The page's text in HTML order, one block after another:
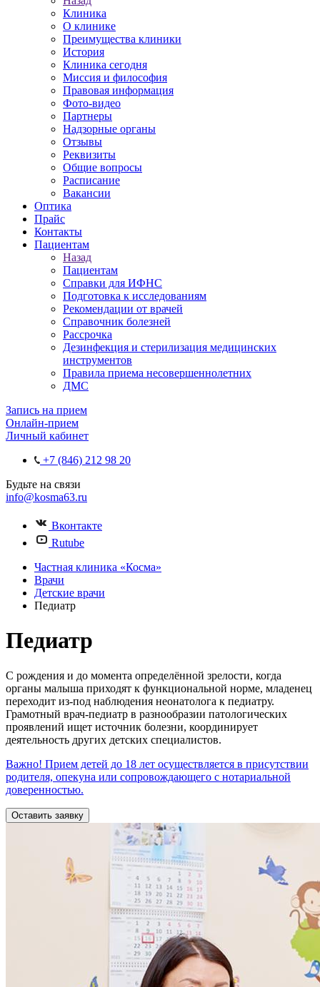
Клиника
О клинике
Преимущества клиники
История
Клиника сегодня
Миссия и философия
Правовая информация
Фото-видео
Партнеры
Надзорные органы
Отзывы
Реквизиты
Общие вопросы
Расписание
Вакансии
Оптика
Прайс
Контакты
Пациентам
Назад
Пациентам
Справки для ИФНС
Подготовка к исследованиям
Рекомендации от врачей
Справочник болезней
Рассрочка
Дезинфекция и стерилизация медицинских
инструментов
Правила приема несовершеннолетних
ДМС
Запись на прием
Онлайн-прием
Личный кабинет
+7 (846) 212 98 20
Будьте на связи
info@kosma63.ru
Вконтакте
Rutube
Частная клиника «Косма»
Врачи
Детские врачи
Педиатр
Педиатр
С рождения и до момента определённой зрелости, когда
органы малыша приходят к функциональной норме, младенец
переходит из-под наблюдения неонатолога к педиатру.
Грамотный врач-педиатр в разнообразии патологических
проявлений ищет источник болезни, координирует
деятельность других детских специалистов.
Важно! Прием детей до 18 лет осуществляется в присутствии
родителя, опекуна или сопровождающего с нотариальной
доверенностью.
Оставить заявку